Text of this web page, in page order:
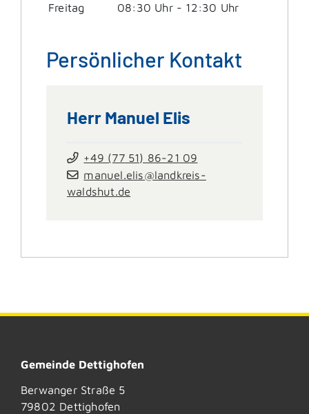
Freitag
08:30 Uhr- 12:30 Uhr
Persönlicher Kontakt
Herr Manuel Elis
+49 (77 51) 86-21 09
manuel.elis@landkreis-
waldshut.de
Gemeinde Dettighofen
Berwanger Straße 5
79802 Dettighofen